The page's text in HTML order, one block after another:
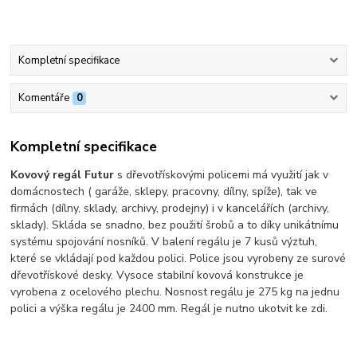
Kompletní specifikace
Komentáře 0
Kompletní specifikace
Kovový regál Futur s dřevotřískovými policemi má využití jak v
domácnostech ( garáže, sklepy, pracovny, dílny, spíže), tak ve
firmách (dílny, sklady, archivy, prodejny) i v kancelářích (archivy,
sklady). Skláda se snadno, bez použití šrobů a to díky unikátnímu
systému spojování nosníků. V balení regálu je 7 kusů výztuh,
které se vkládají pod každou polici. Police jsou vyrobeny ze surové
dřevotřískové desky. Vysoce stabilní kovová konstrukce je
vyrobena z ocelového plechu.Nosnost regálu je 275 kg na jednu
polici a výška regálu je 2400 mm. Regál je nutno ukotvit ke zdi.